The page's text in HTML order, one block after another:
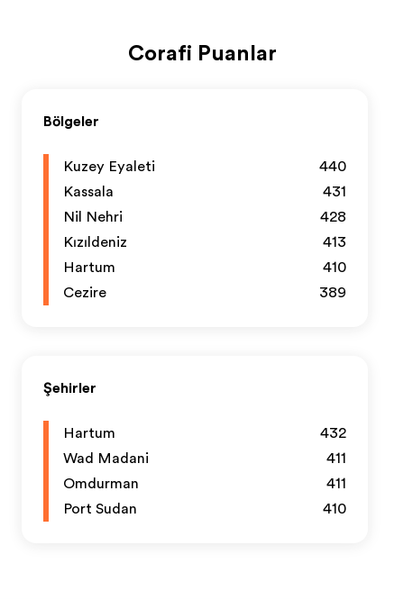
Coğrafi Puanlar
Bölgeler
Kuzey Eyaleti
440
Kassala
431
Nil Nehri
428
Kızıldeniz
413
Hartum
410
Cezire
389
Şehirler
Hartum
432
Wad Madani
411
Omdurman
411
Port Sudan
410